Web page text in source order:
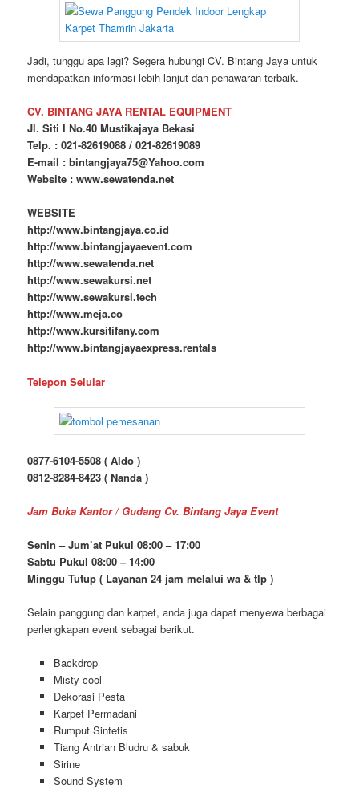
Jadi, tunggu apa lagi? Segera hubungi CV. Bintang Jaya untuk
mendapatkan informasi lebih lanjut dan penawaran terbaik.
CV. BINTANG JAYA RENTAL EQUIPMENT
Jl. Siti I No.40 Mustikajaya Bekasi
Telp. : 021-82619088 / 021-82619089
E-mail : bintangjaya75@Yahoo.com
Website : www.sewatenda.net
WEBSITE
http://www.bintangjaya.co.id
http://www.bintangjayaevent.com
http://www.sewatenda.net
http://www.sewakursi.net
http://www.sewakursi.tech
http://www.meja.co
http://www.kursitifany.com
http://www.bintangjayaexpress.rentals
Telepon Selular
0877-6104-5508 ( Aldo )
0812-8284-8423 ( Nanda )
Jam Buka Kantor / Gudang Cv. Bintang Jaya Event
Senin – Jum’at Pukul 08:00 – 17:00
Sabtu Pukul 08:00 – 14:00
Minggu Tutup ( Layanan 24 jam melalui wa & tlp )
Selain panggung dan karpet, anda juga dapat menyewa berbagai
perlengkapan event sebagai berikut.
Backdrop
Misty cool
Dekorasi Pesta
Karpet Permadani
Rumput Sintetis
Tiang Antrian Bludru & sabuk
Sirine
Sound System